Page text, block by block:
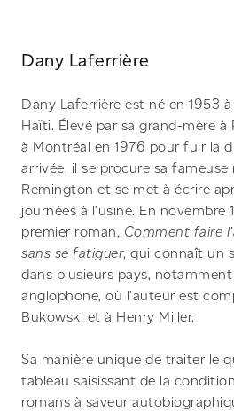
Dany Laferrière
Dany Laferrière est né en 1953
Haïti. Élevé par sa grand-mère à
à Montréal en 1976 pour fuir la
arrivée, il se procure sa
Remington et se met à écrire
journées à l’usine. En
premier roman, Comment faire
sans se fatiguer, qui connaît un
dans plusieurs pays,
anglophone, où l’auteur est
Bukowski et à Henry Miller.
Sa manière unique de traiter le
tableau saisissant de la
romans à saveur